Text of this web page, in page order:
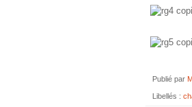
Publié par
Libellés :